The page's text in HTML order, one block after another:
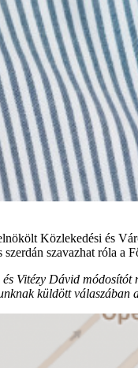
Közlekedési és
szerdán szavazhat róla
Vitézy Dávid
küldött válaszában